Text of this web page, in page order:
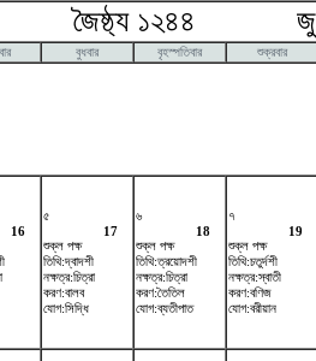
জৈষ্ঠ্য ১২৪৪ জুন
বুধবার বৃহস্পতিবার শুক্রবার
16
৫
17
শুক্ল পক্ষ
তিথি:দ্বাদশী
নক্ষত্র:চিত্রা
করণ:বালব
যোগ:সিদ্ধি
৬
18
শুক্ল পক্ষ
তিথি:ত্রয়োদশী
নক্ষত্র:চিত্রা
করণ:তৈতিল
যোগ:ব্যতীপাত
৭
19
শুক্ল পক্ষ
তিথি:চতুর্দশী
নক্ষত্র:স্বাতী
করণ:বণিজ
যোগ:বরীয়ান